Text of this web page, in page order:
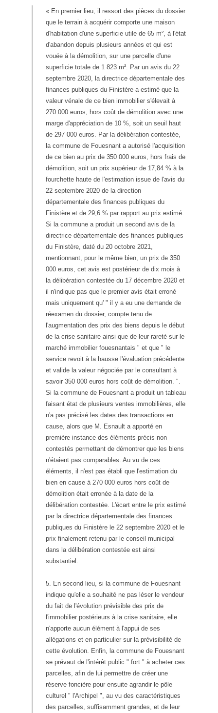
« En premier lieu, il ressort des pièces du dossier
que le terrain à acquérir comporte une maison
d'habitation d'une superficie utile de 65 m², à l'état
d'abandon depuis plusieurs années et qui est
vouée à la démolition, sur une parcelle d'une
superficie totale de 1 823 m². Par un avis du 22
septembre 2020, la directrice départementale des
finances publiques du Finistère a estimé que la
valeur vénale de ce bien immobilier s'élevait à
270 000 euros, hors coût de démolition avec une
marge d'appréciation de 10 %, soit un seuil haut
de 297 000 euros. Par la délibération contestée,
la commune de Fouesnant a autorisé l'acquisition
de ce bien au prix de 350 000 euros, hors frais de
démolition, soit un prix supérieur de 17,84 % à la
fourchette haute de l'estimation issue de l'avis du
22 septembre 2020 de la direction
départementale des finances publiques du
Finistère et de 29,6 % par rapport au prix estimé.
Si la commune a produit un second avis de la
directrice départementale des finances publiques
du Finistère, daté du 20 octobre 2021,
mentionnant, pour le même bien, un prix de 350
000 euros, cet avis est postérieur de dix mois à
la délibération contestée du 17 décembre 2020 et
il n'indique pas que le premier avis était erroné
mais uniquement qu' " il y a eu une demande de
réexamen du dossier, compte tenu de
l'augmentation des prix des biens depuis le début
de la crise sanitaire ainsi que de leur rareté sur le
marché immobilier fouesnantais " et que " le
service revoit à la hausse l'évaluation précédente
et valide la valeur négociée par le consultant à
savoir 350 000 euros hors coût de démolition. ".
Si la commune de Fouesnant a produit un tableau
faisant état de plusieurs ventes immobilières, elle
n'a pas précisé les dates des transactions en
cause, alors que M. Esnault a apporté en
première instance des éléments précis non
contestés permettant de démontrer que les biens
n'étaient pas comparables. Au vu de ces
éléments, il n'est pas établi que l'estimation du
bien en cause à 270 000 euros hors coût de
démolition était erronée à la date de la
délibération contestée. L'écart entre le prix estimé
par la directrice départementale des finances
publiques du Finistère le 22 septembre 2020 et le
prix finalement retenu par le conseil municipal
dans la délibération contestée est ainsi
substantiel.
5. En second lieu, si la commune de Fouesnant
indique qu'elle a souhaité ne pas léser le vendeur
du fait de l'évolution prévisible des prix de
l'immobilier postérieurs à la crise sanitaire, elle
n'apporte aucun élément à l'appui de ses
allégations et en particulier sur la prévisibilité de
cette évolution. Enfin, la commune de Fouesnant
se prévaut de l'intérêt public " fort " à acheter ces
parcelles, afin de lui permettre de créer une
réserve foncière pour ensuite agrandir le pôle
culturel " l'Archipel ", au vu des caractéristiques
des parcelles, suffisamment grandes, et de leur